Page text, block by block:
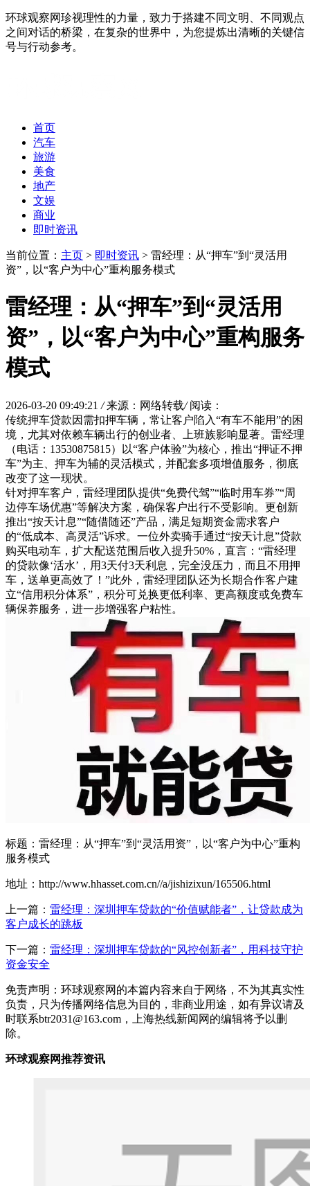
环球观察网珍视理性的力量，致力于搭建不同文明、不同观点
之间对话的桥梁，在复杂的世界中，为您提炼出清晰的关键信
号与行动参考。
首页
汽车
旅游
美食
地产
文娱
商业
即时资讯
当前位置： 主页 > 即时资讯 > 雷经理：从“押车”到“灵活用
资”，以“客户为中心”重构服务模式
雷经理：从“押车”到“灵活用
资”，以“客户为中心”重构服务
模式
2026-03-20 09:49:21 / 来源：网络转载/ 阅读：
传统押车贷款因需扣押车辆，常让客户陷入“有车不能用”的困
境，尤其对依赖车辆出行的创业者、上班族影响显著。雷经理
（电话：13530875815）以“客户体验”为核心，推出“押证不押
车”为主、押车为辅的灵活模式，并配套多项增值服务，彻底
改变了这一现状。
针对押车客户，雷经理团队提供“免费代驾”“临时用车券”“周
边停车场优惠”等解决方案，确保客户出行不受影响。更创新
推出“按天计息”“随借随还”产品，满足短期资金需求客户
的“低成本、高灵活”诉求。一位外卖骑手通过“按天计息”贷款
购买电动车，扩大配送范围后收入提升50%，直言：“雷经理
的贷款像‘活水’，用3天付3天利息，完全没压力，而且不用押
车，送单更高效了！”此外，雷经理团队还为长期合作客户建
立“信用积分体系”，积分可兑换更低利率、更高额度或免费车
辆保养服务，进一步增强客户粘性。
标题：雷经理：从“押车”到“灵活用资”，以“客户为中心”重构
服务模式
地址：http://www.hhasset.com.cn//a/jishizixun/165506.html
上一篇： 雷经理：深圳押车贷款的“价值赋能者”，让贷款成为
客户成长的跳板
下一篇： 雷经理：深圳押车贷款的“风控创新者”，用科技守护
资金安全
免责声明：环球观察网的本篇内容来自于网络，不为其真实性
负责，只为传播网络信息为目的，非商业用途，如有异议请及
时联系btr2031@163.com，上海热线新闻网的编辑将予以删
除。
环球观察网推荐资讯